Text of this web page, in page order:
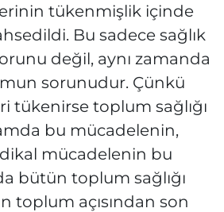
tükenmişlik içinde
Bu sadece sağlık
değil, aynı zamanda
sorunudur. Çünkü
tükenirse toplum sağlığı
bu mücadelenin,
mücadelenin bu
bütün toplum sağlığı
toplum açısından son